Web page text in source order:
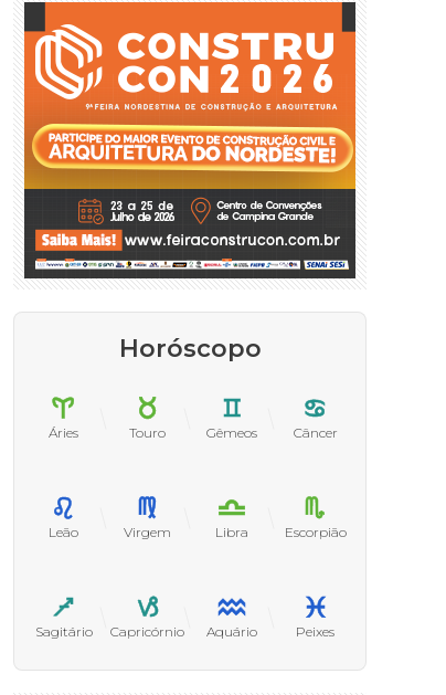
Horóscopo
Áries Touro Gêmeos Câncer
Leão Virgem Libra Escorpião
Sagitário Capricórnio Aquário Peixes